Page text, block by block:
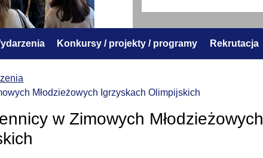
Konkursy / projekty / programy Rekrutacja
Młodzieżowych Igrzyskach Olimpijskich
w Zimowych Młodzieżowych